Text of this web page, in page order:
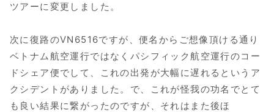
ツアーに変更しました。
次に復路のVN6516ですが、便名からご想像頂ける通り
ベトナム航空運行ではなくパシフィック航空運行のコー
ドシェア便でして、これの出発が大幅に遅れるというア
クシデントがありました。で、これが怪我の功名でとて
も良い結果に繋がったのですが、それはまた後ほ